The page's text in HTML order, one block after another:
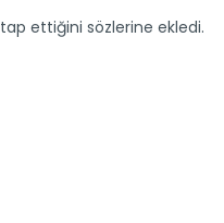
ettiğini sözlerine ekledi.